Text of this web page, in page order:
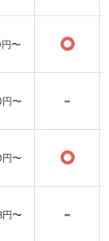
〜 ○
〜 -
〜 ○
〜 -